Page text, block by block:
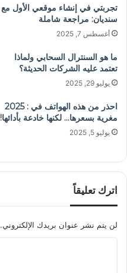
تجربتي في إنشاء موقعي الأول مع
سنديان: مراجعة شاملة
أغسطس 7, 2025
ما هو السنترال السحابي ولماذا
تعتمد عليه الشركات الحديثة؟
يوليو 29, 2025
احذر من هذه الهواتف في : 2025
مغرية بسعرها… لكنها خادعة بأدائها!
يوليو 5, 2025
اترك تعليقاً
لن يتم نشر عنوان بريدك الإلكتروني.